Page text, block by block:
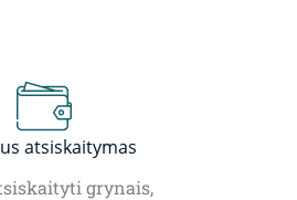
atsiskaitymas
grynais,